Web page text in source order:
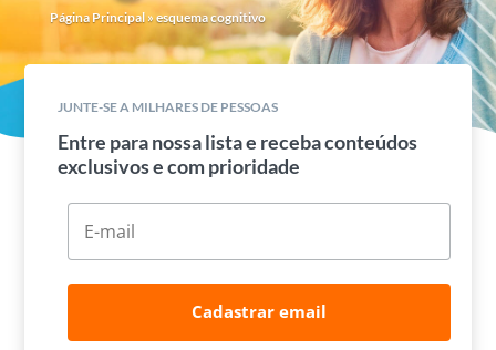
Página Principal» esquema cognitivo
JUNTE-SE A MILHARES DE PESSOAS
Entre para nossa lista e receba conteúdos
exclusivos e com prioridade
Cadastrar email